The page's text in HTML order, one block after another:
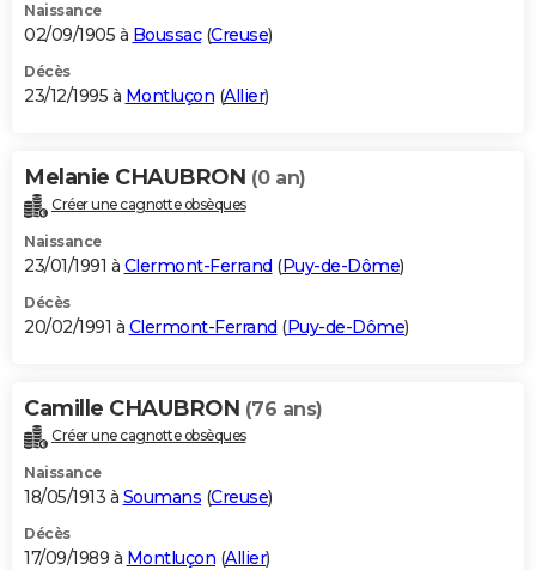
Naissance
02/09/1905 à Boussac(Creuse)
Décès
23/12/1995 à Montluçon (Allier)
Melanie CHAUBRON (0 an)
Créer une cagnotte obsèques
Naissance
23/01/1991 à Clermont-Ferrand (Puy-de-Dôme)
Décès
20/02/1991 à Clermont-Ferrand (Puy-de-Dôme)
Camille CHAUBRON (76 ans)
Créer une cagnotte obsèques
Naissance
18/05/1913 à Soumans (Creuse)
Décès
17/09/1989 à Montluçon (Allier)